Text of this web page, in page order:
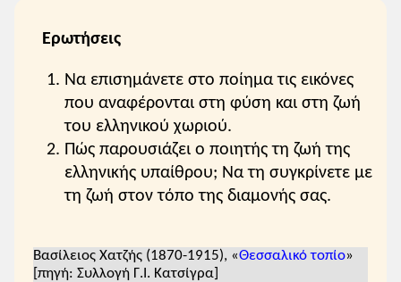
Ερωτήσεις
Να επισημάνετε στο ποίημα τις εικόνες
που αναφέρονται στη φύση και στη ζωή
του ελληνικού χωριού.
Πώς παρουσιάζει ο ποιητής τη ζωή της
ελληνικής υπαίθρου; Να τη συγκρίνετε με
τη ζωή στον τόπο της διαμονής σας.
Βασίλειος Χατζής (1870-1915), «Θεσσαλικό τοπίο»
[πηγή: Συλλογή Γ.Ι. Κατσίγρα]